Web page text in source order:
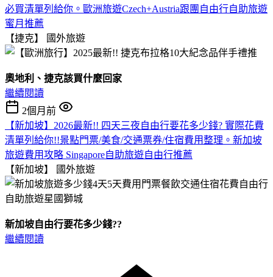
必買清單列給你。歐洲旅遊Czech+Austria跟團自由行自助旅遊
蜜月推薦
【捷克】
國外旅遊
奧地利、捷克該買什麼回家
繼續閱讀
2個月前
【新加坡】2026最新!! 四天三夜自由行要花多少錢? 實際花費
清單列給你!!景點門票/美食/交通票券/住宿費用整理。新加坡
旅遊費用攻略 Singapore自助旅遊自由行推薦
【新加坡】
國外旅遊
新加坡自由行要花多少錢??
繼續閱讀